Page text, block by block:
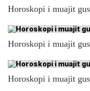
Horoskopi i muajit
Horoskopi i muajit
Horoskopi i muajit